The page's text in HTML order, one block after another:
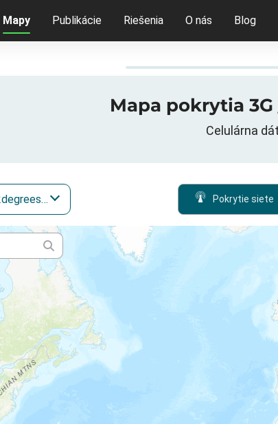
Mapy Publikácie Riešenia O nás Blog
Mapa pokrytia
Celulárna
2degrees Mobile Pokrytie siete